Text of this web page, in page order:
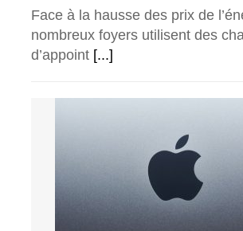
Face à la hausse des prix de
nombreux foyers utilisent des
d’appoint [...]